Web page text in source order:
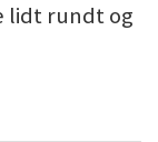
lidt rundt og